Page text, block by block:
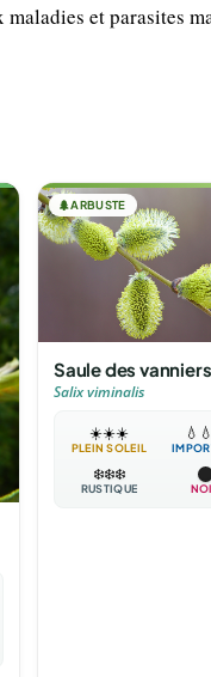
et parasites
🌲ARBUSTE
Saule des vanniers
Salix viminalis
☀️☀️☀️
PLEIN SOLEIL
💧 💧
❄️❄️❄️
RUSTIQUE